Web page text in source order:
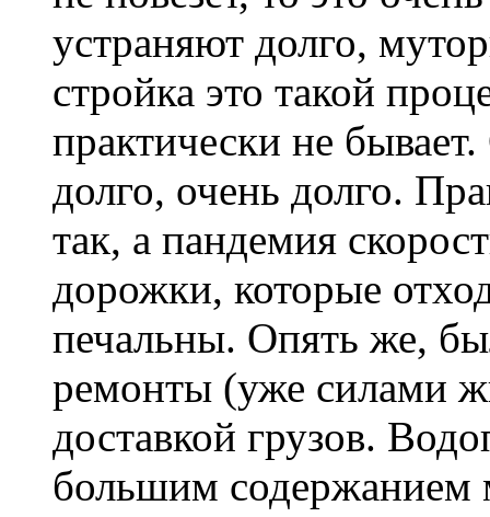
устраняют долго,
стройка это такой
практически не
долго, очень долго.
так, а пандемия
дорожки, которые
печальны. Опять же,
ремонты (уже силами
доставкой грузов.
большим содержанием